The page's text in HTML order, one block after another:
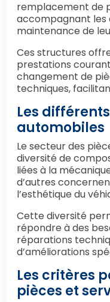
remplacement de
accompagnant les
maintenance de
Ces structures
prestations
changement de
techniques,
Les
automobiles
Le secteur des
diversité de
liées à la
d’autres
l’esthétique du
Cette diversité
répondre à des
réparations
d’améliorations
Les critères
pièces et